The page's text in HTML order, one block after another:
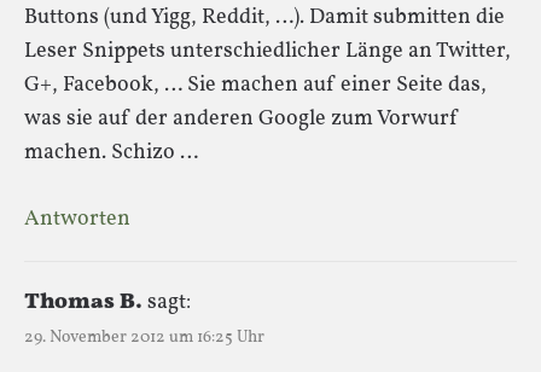
Buttons (und Yigg, Reddit, …). Damit submitten die
Leser Snippets unterschiedlicher Länge an Twitter,
G+, Facebook, … Sie machen auf einer Seite das,
was sie auf der anderen Google zum Vorwurf
machen. Schizo …
Antworten
Thomas B. sagt:
29. November 2012 um 16:25 Uhr